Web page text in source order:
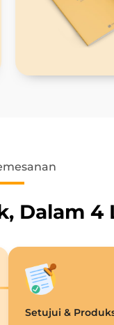
Dalam 4
Setujui &